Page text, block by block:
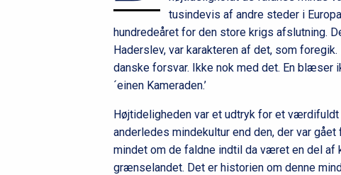
tusindevis af andre steder i
hundredeåret for den store krigs afslutning.
Haderslev, var karakteren af det, som
danske forsvar. Ikke nok med det. En
´einen Kameraden.’
Højtideligheden var et udtryk for et
anderledes mindekultur end den, der var
mindet om de faldne indtil da været en del af
grænselandet. Det er historien om denne